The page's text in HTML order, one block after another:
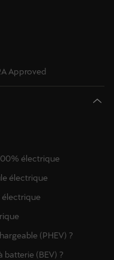
Approved
électrique
électrique
électrique
(PHEV) ?
batterie (BEV) ?